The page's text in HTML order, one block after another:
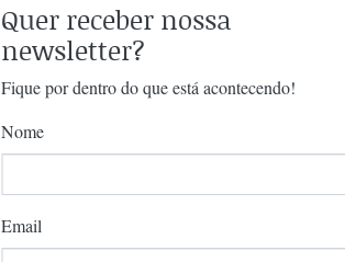
Quer receber nossa
newsletter?
Fique por dentro do que está acontecendo!
Nome
Email